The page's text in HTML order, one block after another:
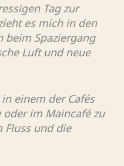
Tag zur
es mich in den
beim Spaziergang
Luft und neue
einem der Cafés
oder im Maincafé zu
Fluss und die